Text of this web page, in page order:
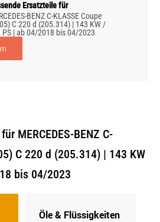
Ersatzteile für
BENZ C-KLASSE Coupe
C 220 d (205.314) | 143 KW /
PS | ab 04/2018 bis 04/2023
MERCEDES-BENZ C-
C 220 d (205.314) | 143 KW
bis 04/2023
Öle & Flüssigkeiten